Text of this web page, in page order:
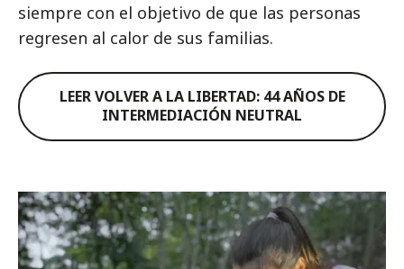
siempre con el objetivo de que las personas
regresen al calor de sus familias.
LEER VOLVER A LA LIBERTAD: 44 AÑOS DE
INTERMEDIACIÓN NEUTRAL